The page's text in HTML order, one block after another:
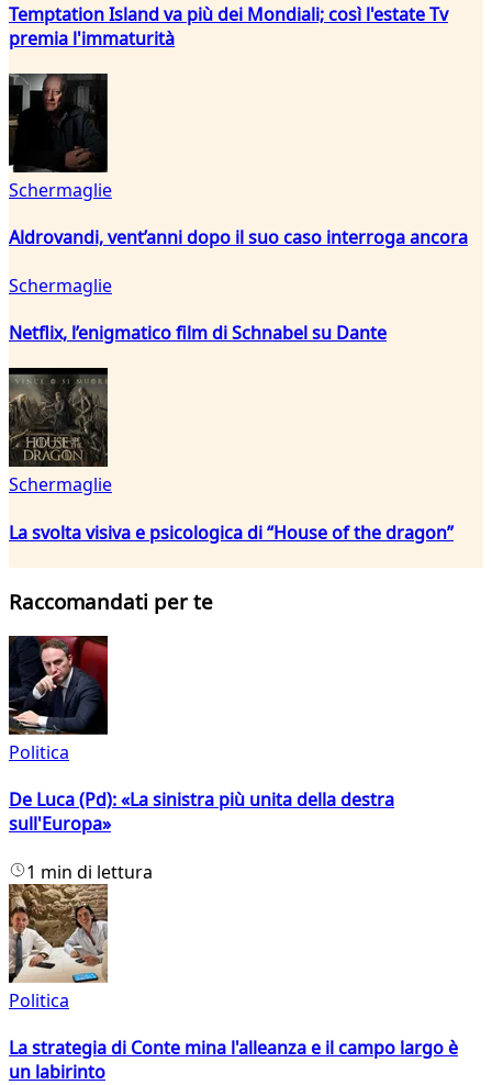
Temptation Island va più dei Mondiali; così l'estate Tv
premia l'immaturità
Schermaglie
Aldrovandi, vent’anni dopo il suo caso interroga ancora
Schermaglie
Netflix, l’enigmatico film di Schnabel su Dante
Schermaglie
La svolta visiva e psicologica di “House of the dragon”
Raccomandati per te
Politica
De Luca (Pd): «La sinistra più unita della destra
sull'Europa»
1 min di lettura
Politica
La strategia di Conte mina l'alleanza e il campo largo è
un labirinto